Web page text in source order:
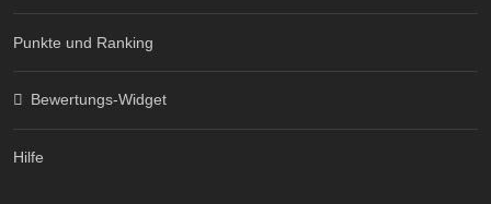
Punkte und Ranking
Bewertungs-Widget
Hilfe